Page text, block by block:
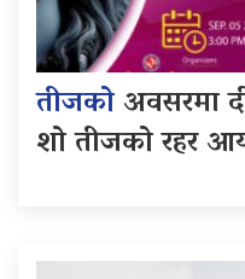
तीजकोअवसरमा
शो तीजको रहर